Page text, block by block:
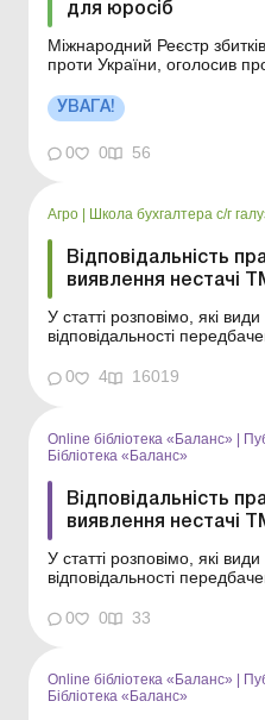
для юросіб
Міжнародний Реєстр
проти України, оголосив
державними органами та
самоврядування. Більше за темою:
за знищен...
УВАГА!
0 0 56
Агро Школа бухгалтера с/г
Відповідальність
виявлення нестачі
У статті розповімо, які
відповідальності
Виявлення нестачі
(далі – ТМЦ) – одна з
0 4 16019
Online бібліотека «Баланс» |
Бібліотека «Баланс»
Відповідальність
виявлення нестачі
У статті розповімо, які
відповідальності
Бібліотека Баланс № 6
передбачити і
0 0 33
Online бібліотека «Баланс»
Бібліотека «Баланс»